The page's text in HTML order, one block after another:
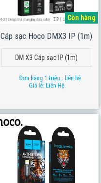
Còn hàng
Cáp sạc Hoco DMX3 IP (1m)
DM X3 Cáp sạc IP (1m)
Đơn hàng 1 triệu : liên hệ
Giá lẻ: Liên Hệ